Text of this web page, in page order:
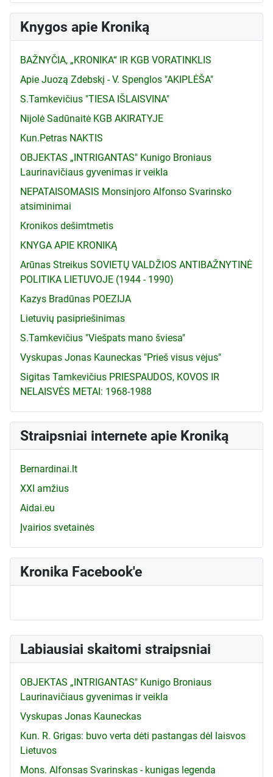
Knygos apie Kroniką
BAŽNYČIA, „KRONIKA“ IR KGB VORATINKLIS
Apie Juozą Zdebskį - V. Spenglos "AKIPLĖŠA"
S.Tamkevičius "TIESA IŠLAISVINA"
Nijolė Sadūnaitė KGB AKIRATYJE
Kun.Petras NAKTIS
OBJEKTAS „INTRIGANTAS" Kunigo Broniaus
Laurinavičiaus gyvenimas ir veikla
NEPATAISOMASIS Monsinjoro Alfonso Svarinsko
atsiminimai
Kronikos dešimtmetis
KNYGA APIE KRONIKĄ
Arūnas Streikus SOVIETŲ VALDŽIOS ANTIBAŽNYTINĖ
POLITIKA LIETUVOJE (1944 - 1990)
Kazys Bradūnas POEZIJA
Lietuvių pasipriešinimas
S.Tamkevičius "Viešpats mano šviesa"
Vyskupas Jonas Kauneckas "Prieš visus vėjus"
Sigitas Tamkevičius PRIESPAUDOS, KOVOS IR
NELAISVĖS METAI: 1968-1988
Straipsniai internete apie Kroniką
Bernardinai.lt
XXI amžius
Aidai.eu
Įvairios svetainės
Kronika Facebook'e
Labiausiai skaitomi straipsniai
OBJEKTAS „INTRIGANTAS" Kunigo Broniaus
Laurinavičiaus gyvenimas ir veikla
Vyskupas Jonas Kauneckas
Kun. R. Grigas: buvo verta dėti pastangas dėl laisvos
Lietuvos
Mons. Alfonsas Svarinskas - kunigas legenda